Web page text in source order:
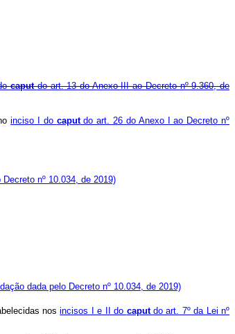
caputdo art. 13 do Anexo III ao Decreto nº 9.360, de
inciso I do caputdo art. 26 do Anexo I ao Decreto nº
nº 10.034, de 2019)
dada pelo Decreto nº 10.034, de 2019)
nosincisos I e II do caput do art. 7º da Lei nº